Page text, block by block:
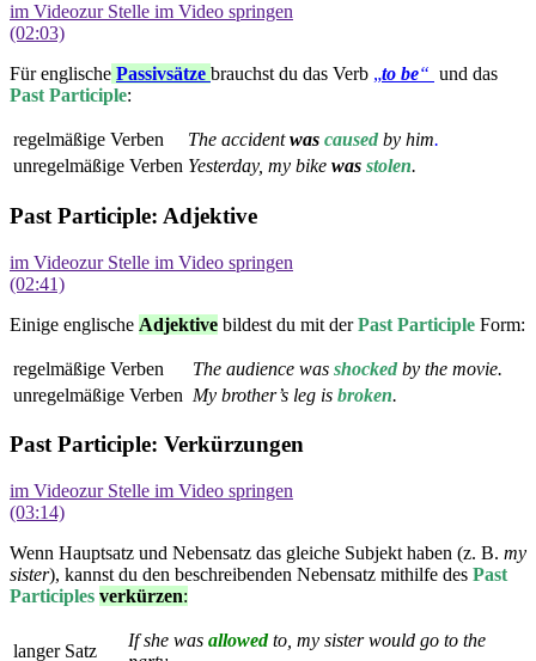
im Videozur Stelle im Video springen
(02:03)
Für englische Passivsätze brauchst du das Verb „to be“ und das
Past Participle:
regelmäßige Verben The accidentwas caused by him.
unregelmäßige Verben Yesterday, my bike was stolen.
Past Participle: Adjektive
im Videozur Stelle im Video springen
(02:41)
Einige englische Adjektive bildest du mit derPast Participle Form:
regelmäßige Verben The audience was shocked by the movie.
unregelmäßige Verben My brother’s leg is broken.
Past Participle: Verkürzungen
im Videozur Stelle im Video springen
(03:14)
Wenn Hauptsatz und Nebensatz das gleiche Subjekt haben (z. B. my
sister), kannst du den beschreibenden Nebensatz mithilfe des Past
Participles verkürzen:
langer Satz
If she was allowedto, my sister would go to the